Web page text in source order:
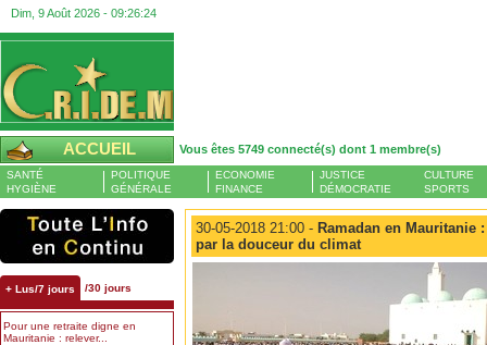
Dim, 9 Août 2026 - 09:26:25
ACCUEIL Vous êtes 5749 connecté(s) dont 1 membre(s)
SANTÉ
HYGIÈNE
POLITIQUE
GÉNÉRALE
ECONOMIE
FINANCE
JUSTICE
DÉMOCRATIE
CULTURE
SPORTS
+ Lus/7 jours /30 jours
Pour une retraite digne en
Mauritanie : relever...
30-05-2018 21:00 - Ramadan en Mauritanie
par la douceur du climat